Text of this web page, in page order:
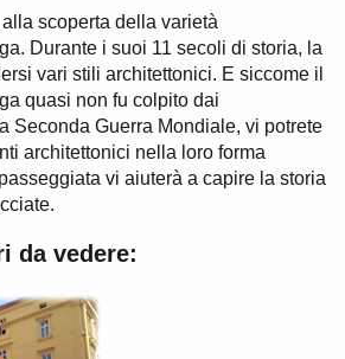
scoperta della varietà
Durante i suoi 11 secoli di storia, la
vari stili architettonici. E siccome il
quasi non fu colpito dai
Seconda Guerra Mondiale, vi potrete
architettonici nella loro forma
vi aiuterà a capire la storia
da vedere: